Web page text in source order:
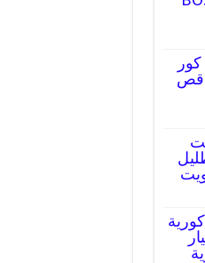
تكييف 65932555 قص
تظليل